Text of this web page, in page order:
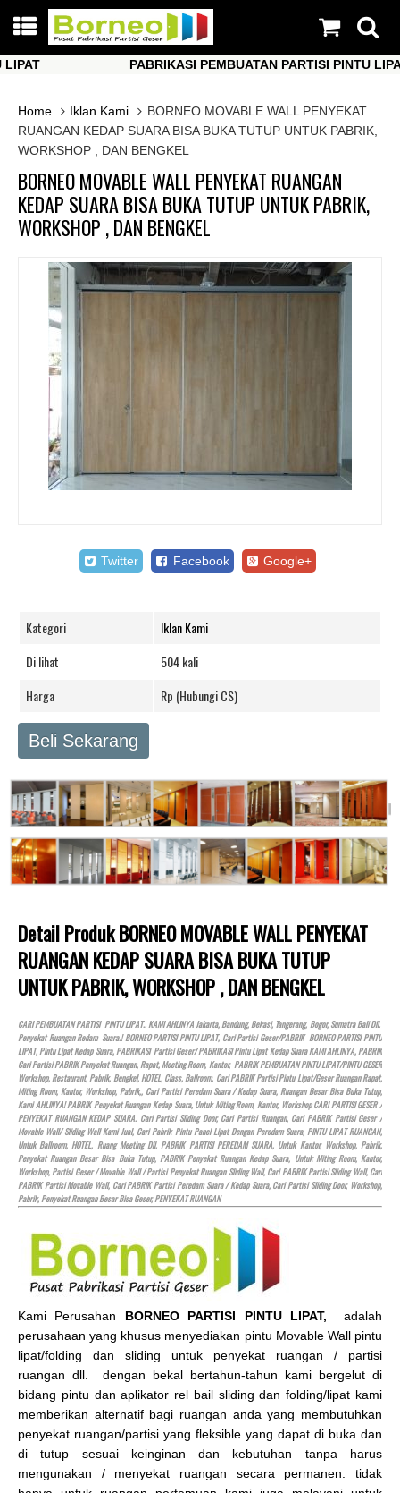
PABRIKASI PEMBUATAN PARTISI PINTU LIPAT
Home
Iklan Kami
BORNEO MOVABLE WALL PENYEKAT
RUANGAN KEDAP SUARA BISA BUKA TUTUP UNTUK PABRIK,
WORKSHOP , DAN BENGKEL
BORNEO MOVABLE WALL PENYEKAT RUANGAN
KEDAP SUARA BISA BUKA TUTUP UNTUK PABRIK,
WORKSHOP , DAN BENGKEL
Twitter Facebook Google+
Kategori
Iklan Kami
Di lihat
504 kali
Harga
Rp (Hubungi CS)
Beli Sekarang
Detail Produk BORNEO MOVABLE WALL PENYEKAT
RUANGAN KEDAP SUARA BISA BUKA TUTUP
UNTUK PABRIK, WORKSHOP , DAN BENGKEL
CARI PEMBUATAN PARTISI PINTU LIPAT.. KAMI AHLINYA Jakarta, Bandung, Bekasi, Tangerang, Bogor, Sumatra Bali Dll.
Penyekat Ruangan Redam Suara.! BORNEO PARTISI PINTU LIPAT, Cari Partisi Geser/PABRIK BORNEO PARTISI PINTU
LIPAT, Pintu Lipat Kedap Suara, PABRIKASI Partisi Geser/ PABRIKASI Pintu Lipat Kedap Suara KAMI AHLINYA, PABRIK
Cari Partisi PABRIK Penyekat Ruangan, Rapat, Meeting Room, Kantor, PABRIK PEMBUATAN PINTU LIPAT/PINTU GESER
Workshop, Restaurant, Pabrik, Bengkel,HOTEL, Class, Ballroom, Cari PABRIK Partisi Pintu Lipat/Geser Ruangan Rapat,
Miting Room, Kantor, Workshop, Pabrik,, Cari Partisi Peredam Suara / Kedap Suara, Ruangan Besar Bisa Buka Tutup,
Kami AHLINYA! PABRIK Penyekat Ruangan Kedap Suara, Untuk Miting Room, Kantor, Workshop CARI PARTISI GESER /
PENYEKAT RUANGAN KEDAP SUARA. Cari Partisi Sliding Door, Cari Partisi Ruangan, Cari PABRIK Partisi Geser /
Movable Wall/ Sliding Wall Kami Jual, Cari Pabrik Pintu Panel Lipat Dengan Peredam Suara, PINTU LIPAT RUANGAN,
Untuk Ballroom,HOTEL, Ruang Meeting Dll. PABRIK PARTISI PEREDAM SUARA, Untuk Kantor, Workshop, Pabrik,
Penyekat Ruangan Besar Bisa Buka Tutup, PABRIK Penyekat Ruangan Kedap Suara, Untuk Miting Room, Kantor,
Workshop, Partisi Geser / Movable Wall / Partisi Penyekat Ruangan Sliding Wall, Cari PABRIK Partisi Sliding Wall, Cari
PABRIK Partisi Movable Wall, Cari PABRIK Partisi Peredam Suara / Kedap Suara, Cari Partisi Sliding Door, Workshop,
Pabrik, Penyekat Ruangan Besar Bisa Geser, PENYEKAT RUANGAN
Kami Perusahan BORNEO PARTISI PINTU LIPAT, adalah
perusahaan yang khusus menyediakan pintu Movable Wall pintu
lipat/folding dan sliding untuk penyekat ruangan / partisi
ruangan dll. dengan bekal bertahun-tahun kami bergelut di
bidang pintu dan aplikator rel bail sliding dan folding/lipat kami
memberikan alternatif bagi ruangan anda yang membutuhkan
penyekat ruangan/partisi yang fleksible yang dapat di buka dan
di tutup sesuai keinginan dan kebutuhan tanpa harus
mengunakan / menyekat ruangan secara permanen. tidak